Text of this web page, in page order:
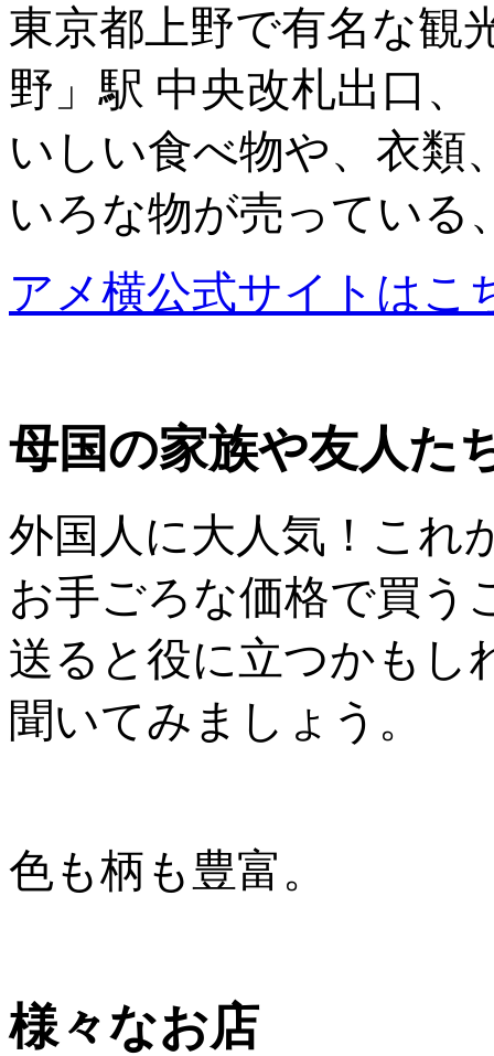
東京都上野で有名な観
野」駅 中央改札出口
いしい食べ物や、衣類
いろな物が売っている
アメ横公式サイトはこ
母国の家族や友人た
外国人に大人気！これ
お手ごろな価格で買う
送ると役に立つかもし
聞いてみましょう。
色も柄も豊富。
様々なお店